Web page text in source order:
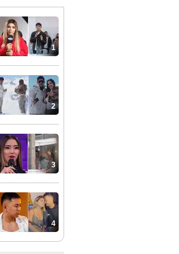
1
2
3
4